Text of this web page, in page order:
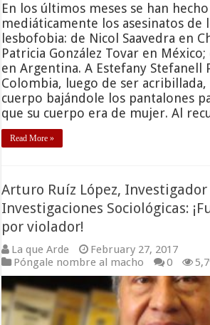
En los últimos meses se han
mediáticamente los asesinatos de
lesbofobia: de Nicol Saavedra en
Patricia González Tovar en
en Argentina. A Estefany Stefanell
Colombia, luego de ser
cuerpo bajándole los pantalones
que su cuerpo era de mujer. Al
Read More »
Arturo Ruíz López,
Investigaciones Sociológicas:
por violador!
La que Arde
February 27, 2017
Póngale nombre al macho
0